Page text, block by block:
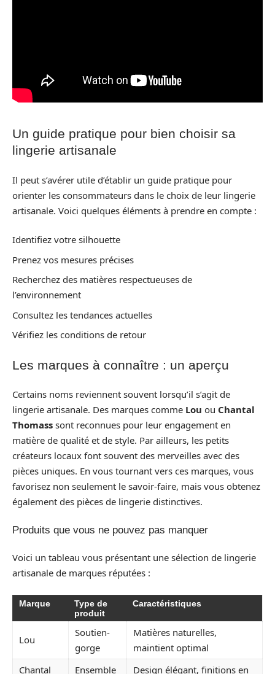
Un guide pratique pour bien choisir sa
lingerie artisanale
Il peut s’avérer utile d’établir un guide pratique pour
orienter les consommateurs dans le choix de leur lingerie
artisanale. Voici quelques éléments à prendre en compte :
Identifiez votre silhouette
Prenez vos mesures précises
Recherchez des matières respectueuses de
l’environnement
Consultez les tendances actuelles
Vérifiez les conditions de retour
Les marques à connaître : un aperçu
Certains noms reviennent souvent lorsqu’il s’agit de
lingerie artisanale. Des marques comme Lou ou Chantal
Thomass sont reconnues pour leur engagement en
matière de qualité et de style. Par ailleurs, les petits
créateurs locaux font souvent des merveilles avec des
pièces uniques. En vous tournant vers ces marques, vous
favorisez non seulement le savoir-faire, mais vous obtenez
également des pièces de lingerie distinctives.
Produits que vous ne pouvez pas manquer
Voici un tableau vous présentant une sélection de lingerie
artisanale de marques réputées :
Marque
Type de
produit
Caractéristiques
Lou
Soutien-
gorge
Matières naturelles,
maintient optimal
Chantal
Ensemble Design élégant, finitions en